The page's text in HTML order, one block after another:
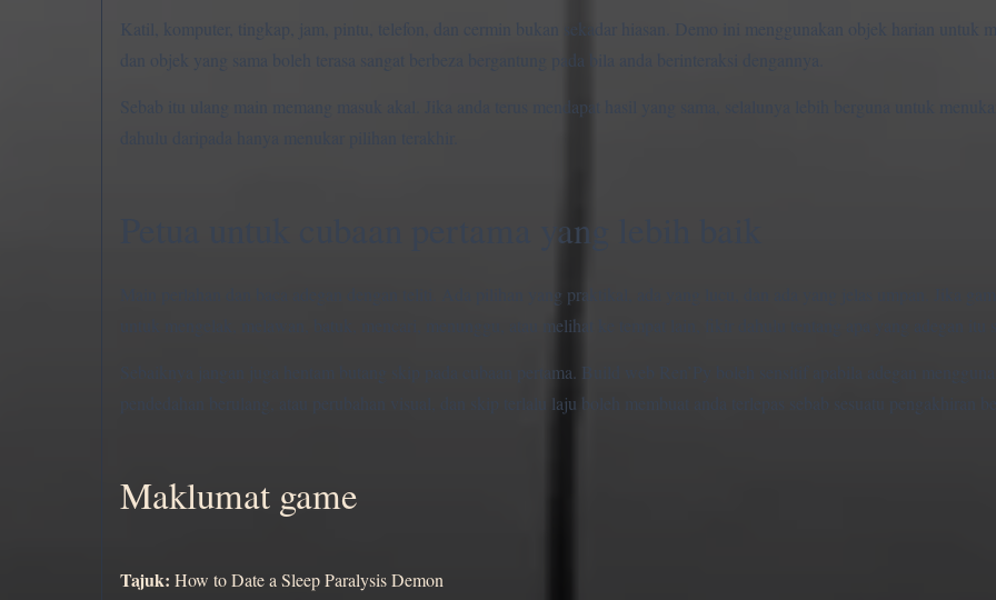
Katil, komputer, tingkap, jam, pintu, telefon, dan cermin bukan sekadar hiasan. Demo ini menggunakan objek harian untuk
dan objek yang sama boleh terasa sangat berbeza bergantung pada bila anda berinteraksi dengannya.
Sebab itu ulang main memang masuk akal. Jika anda terus mendapat hasil yang sama, selalunya lebih berguna untuk
Petua untuk cubaan pertama yang lebih baik
Main perlahan dan baca adegan dengan teliti. Ada pilihan yang praktikal, ada yang lucu, dan ada yang jelas umpan. Jika
untuk mengelak, melawan, batuk, mencari, menunggu, atau melihat ke tempat lain, fikir dahulu tentang apa yang adegan itu
Sebaiknya jangan juga hentam butang skip pada cubaan pertama. Build web Ren’Py boleh sensitif apabila adegan
pendedahan berulang, atau perubahan visual, dan skip terlalu laju boleh membuat anda terlepas sebab sesuatu pengakhiran
Maklumat game
Tajuk: How to Date a Sleep Paralysis Demon